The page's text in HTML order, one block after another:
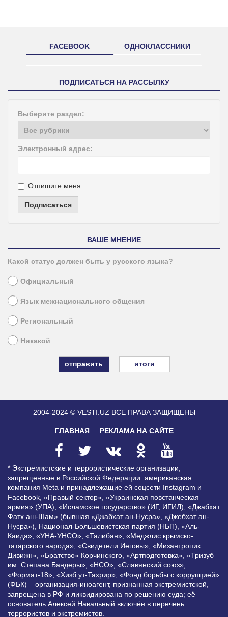
FACEBOOK ОДНОКЛАССНИКИ
ПОДПИСАТЬСЯ НА РАССЫЛКУ
Выберите раздел:
Электронный адрес:
Отпишите меня
Подписаться
ВАШЕ МНЕНИЕ
Какой статус должен быть у русского языка?
Официальный
Язык межнационального общения
Региональный
Никакой
итоги
2004-2024 © VESTI.UZ ВСЕ ПРАВА ЗАЩИЩЕНЫ
ГЛАВНАЯ РЕКЛАМА НА САЙТЕ
* Экстремистские и террористические организации,
запрещенные в Российской Федерации: американская
компания Meta и принадлежащие ей соцсети Instagram и
Facebook, «Правый сектор», «Украинская повстанческая
армия» (УПА), «Исламское государство» (ИГ, ИГИЛ), «Джабхат
Фатх аш-Шам» (бывшая «Джабхат ан-Нусра», «Джебхат ан-
Нусра»), Национал-Большевистская партия (НБП), «Аль-
Каида», «УНА-УНСО», «Талибан», «Меджлис крымско-
татарского народа», «Свидетели Иеговы», «Мизантропик
Дивижн», «Братство» Корчинского, «Артподготовка», «Тризуб
им. Степана Бандеры», «НСО», «Славянский союз»,
«Формат-18», «Хизб ут-Тахрир», «Фонд борьбы с коррупцией»
(ФБК) – организация-иноагент, признанная экстремистской,
запрещена в РФ и ликвидирована по решению суда; её
основатель Алексей Навальный включён в перечень
террористов и экстремистов.